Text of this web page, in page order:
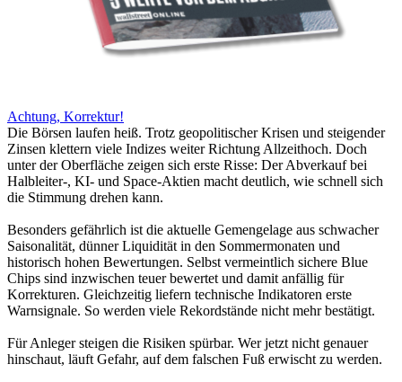
Achtung, Korrektur!
Die Börsen laufen heiß. Trotz geopolitischer Krisen und steigender
Zinsen klettern viele Indizes weiter Richtung Allzeithoch. Doch
unter der Oberfläche zeigen sich erste Risse: Der Abverkauf bei
Halbleiter-, KI- und Space-Aktien macht deutlich, wie schnell sich
die Stimmung drehen kann.
Besonders gefährlich ist die aktuelle Gemengelage aus schwacher
Saisonalität, dünner Liquidität in den Sommermonaten und
historisch hohen Bewertungen. Selbst vermeintlich sichere Blue
Chips sind inzwischen teuer bewertet und damit anfällig für
Korrekturen. Gleichzeitig liefern technische Indikatoren erste
Warnsignale. So werden viele Rekordstände nicht mehr bestätigt.
Für Anleger steigen die Risiken spürbar. Wer jetzt nicht genauer
hinschaut, läuft Gefahr, auf dem falschen Fuß erwischt zu werden.